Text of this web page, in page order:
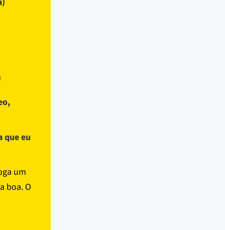
que eu
um
boa. O